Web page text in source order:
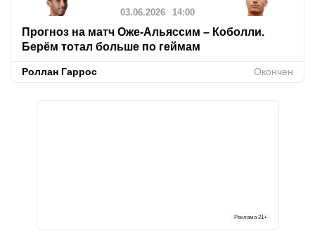
03.06.2026 14:00
Прогноз на матч Оже-Альяссим – Коболли.
Берём тотал больше по геймам
Роллан Гаррос Окончен
Реклама 21+